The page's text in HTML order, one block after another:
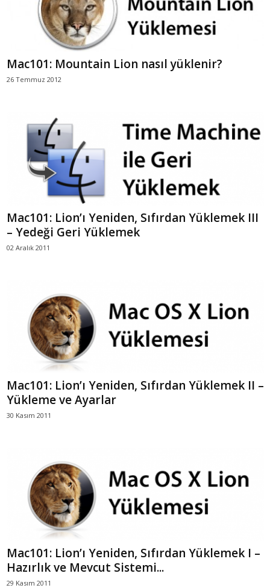
Mac101: Mountain Lion nasıl yüklenir?
26 Temmuz 2012
Mac101: Lion’ı Yeniden, Sıfırdan Yüklemek III
– Yedeği Geri Yüklemek
02 Aralık 2011
Mac101: Lion’ı Yeniden, Sıfırdan Yüklemek II –
Yükleme ve Ayarlar
30 Kasım 2011
Mac101: Lion’ı Yeniden, Sıfırdan Yüklemek I –
Hazırlık ve Mevcut Sistemi...
29 Kasım 2011